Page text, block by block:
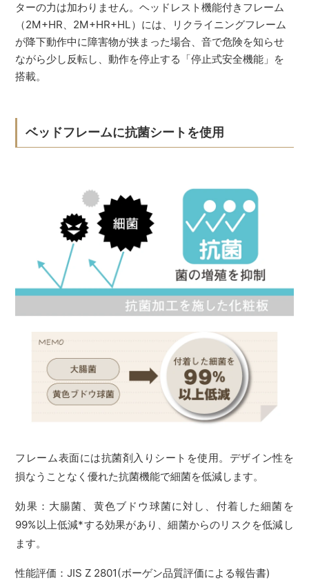
ターの力は加わりません。ヘッドレスト機能付きフレーム
（2M+HR、2M+HR+HL）には、リクライニングフレーム
が降下動作中に障害物が挟まった場合、音で危険を知らせ
ながら少し反転し、動作を停止する「停止式安全機能」を
搭載。
ベッドフレームに抗菌シートを使用
フレーム表面には抗菌剤入りシートを使用。デザイン性を
損なうことなく優れた抗菌機能で細菌を低減します。
効果：大腸菌、黄色ブドウ球菌に対し、付着した細菌を
99%以上低減*する効果があり、細菌からのリスクを低減し
ます。
性能評価：JIS Z 2801(ボーゲン品質評価による報告書)